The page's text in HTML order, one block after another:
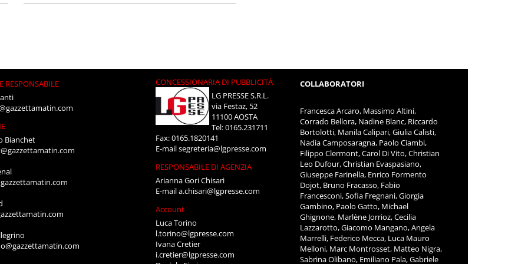
RESPONSABILE
Bianchet
CONCESSIONARIA DI PUBBLICITÀ
LG PRESSE S.R.L.
via Festaz, 52
11100 AOSTA
Tel: 0165.231711
Fax: 0165.1820141
E-mailsegreteria@lgpresse.com
RESPONSABILE DI AGENZIA
Arianna Gori Chisari
E-maila.chisari@lgpresse.com
Account
Luca Torino
l.torino@lgpresse.com
Ivana Cretier
i.cretier@lgpresse.com
COLLABORATORI
Francesca Arcaro, Massimo Altini,
Corrado Bellora, Nadine Blanc, Riccardo
Bortolotti, Manila Calipari, Giulia Calisti,
Nadia Camposaragna, Paolo Ciambi,
Filippo Clermont, Carol Di Vito, Christian
Leo Dufour, Christian Evaspasiano,
Giuseppe Farinella, Enrico Formento
Dojot, Bruno Fracasso, Fabio
Francesconi, Sofia Fregnani, Giorgia
Gambino, Paolo Gatto, Michael
Ghignone, Marlène Jorrioz, Cecilia
Lazzarotto, Giacomo Mangano, Angela
Marrelli, Federico Mecca, Luca Mauro
Melloni, Marc Montrosset, Matteo Nigra,
Sabrina Olibano, Emiliano Pala, Gabriele